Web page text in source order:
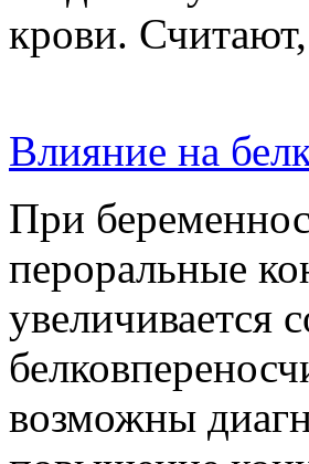
крови.
Влияние на
При
пероральные
увеличивается
возможны